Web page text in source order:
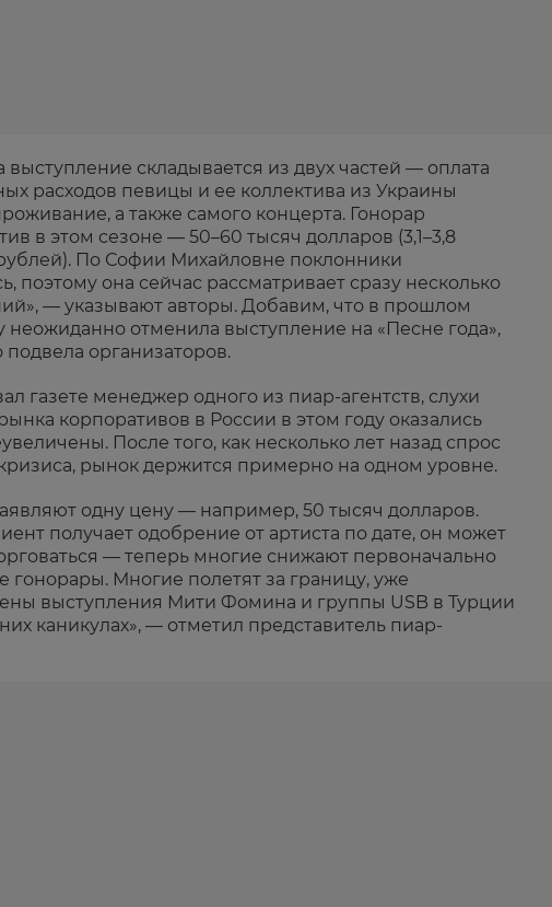
выступление складывается из двух частей — оплата
расходов певицы и ее коллектива из Украины
а также самого концерта. Гонорар
в этом сезоне — 50–60 тысяч долларов (3,1–3,8
По Софии Михайловне поклонники
поэтому она сейчас рассматривает сразу несколько
— указывают авторы. Добавим, что в прошлом
неожиданно отменила выступление на «Песне года»,
организаторов.
газете менеджер одного из пиар-агентств, слухи
корпоративов в России в этом году оказались
После того, как несколько лет назад спрос
рынок держится примерно на одном уровне.
одну цену — например, 50 тысяч долларов.
получает одобрение от артиста по дате, он может
— теперь многие снижают первоначально
гонорары. Многие полетят за границу, уже
выступления Мити Фомина и группы USB в Турции
каникулах», — отметил представитель пиар-